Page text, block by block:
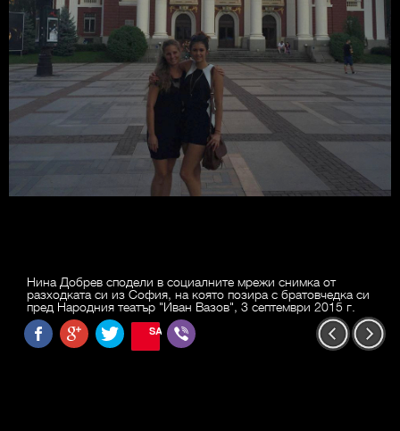
Нина Добрев сподели в социалните мрежи снимка от
разходката си из София, на която позира с братовчедка си
пред Народния театър "Иван Вазов", 3 септември 2015 г.
SAVE